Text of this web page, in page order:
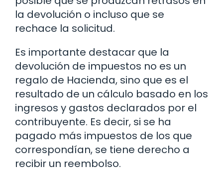
la devolución o incluso que se
rechace la solicitud.
Es importante destacar que la
devolución de impuestos no es un
regalo de Hacienda, sino que es el
resultado de un cálculo basado en los
ingresos y gastos declarados por el
contribuyente. Es decir, si se ha
pagado más impuestos de los que
correspondían, se tiene derecho a
recibir un reembolso.